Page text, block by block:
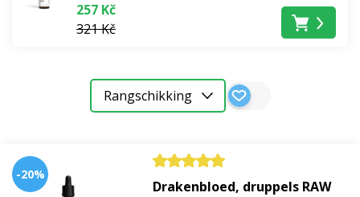
257 Kč
321 Kč
Rangschikking
-20%
Drakenbloed, druppels RAW